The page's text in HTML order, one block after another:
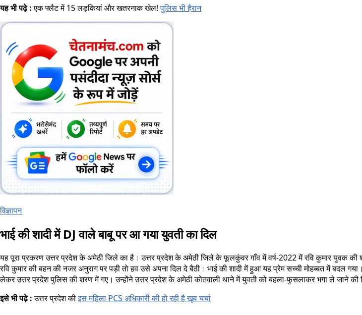
यह भी पढ़े :एक फ्लैट में 15 लड़कियां और खतरनाक खेल!पुलिस भी हैरान
विज्ञापन
भाई की शादी में DJ वाले बाबू पर आ गया युवती का दिल
यह पूरा प्रकरण उत्तर प्रदेश के अमेठी जिले का है। उत्तर प्रदेश के अमेठी जिले के फूलकुंवर गाँव में वर्ष-2022 में रवि कुमार युवक की
रवि कुमार की बहन की नजर अनुराग पर पड़ी तो हव उसे अपना दिल दे बैठी। भाई की शादी में हुआ यह प्रेम सच्ची मोहब्बत में बदल
लेकर उत्तर प्रदेश पुलिस की शरण में गए। उन्होंने उत्तर प्रदेश के अमेठी कोतवाली थाने में युवती को बहला-फुसलाकर भगा ले जाने की
इसे भी पढ़े :उत्तर प्रदेश कीइस महिला PCS अधिकारी की हो रही है खूब चर्चा